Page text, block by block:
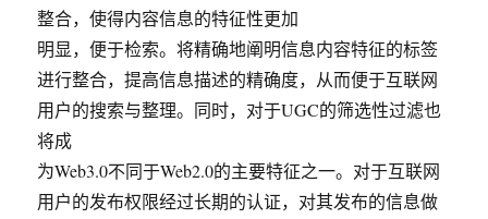
整合，使得内容信息的特征性更加
明显，便于检索。将精确地阐明信息内容特征的标签
进行整合，提高信息描述的精确度，从而便于互联网
用户的搜索与整理。同时，对于UGC的筛选性过滤也
将成
为Web3.0不同于Web2.0的主要特征之一。对于互联网
用户的发布权限经过长期的认证，对其发布的信息做